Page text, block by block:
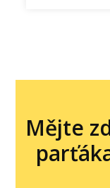
Mějte